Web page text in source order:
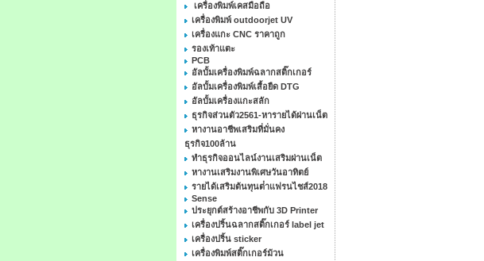
เครื่องพิมพ์เคสมือถือ
เครื่องพิมพ์ outdoorjet UV
เครื่องแกะ CNC ราคาถูก
รองเท้าแตะ
PCB
อัลบั้มเครื่องพิมพ์ฉลากสติ๊กเกอร์
อัลบั้มเครื่องพิมพ์เสื้อยืด DTG
อัลบั้มเครื่องแกะสลัก
ธุรกิจส่วนตัว2561-หารายได้ผ่านเน็ต
หางานอาชีพเสริมที่มั่นคง
ธุรกิจ100ล้าน
ทําธุรกิจออนไลน์งานเสริมผ่านเน็ต
หางานเสริมงานพิเศษวันอาทิตย์
รายได้เสริมต้นทุนต่ําแฟรนไชส์2018
Sense
ประยุกต์สร้างอาชีพกับ 3D Printer
เครื่องปริ้นฉลากสติ๊กเกอร์ label jet
เครื่องปริ้น sticker
เครื่องพิมพ์สติ๊กเกอร์ม้วน